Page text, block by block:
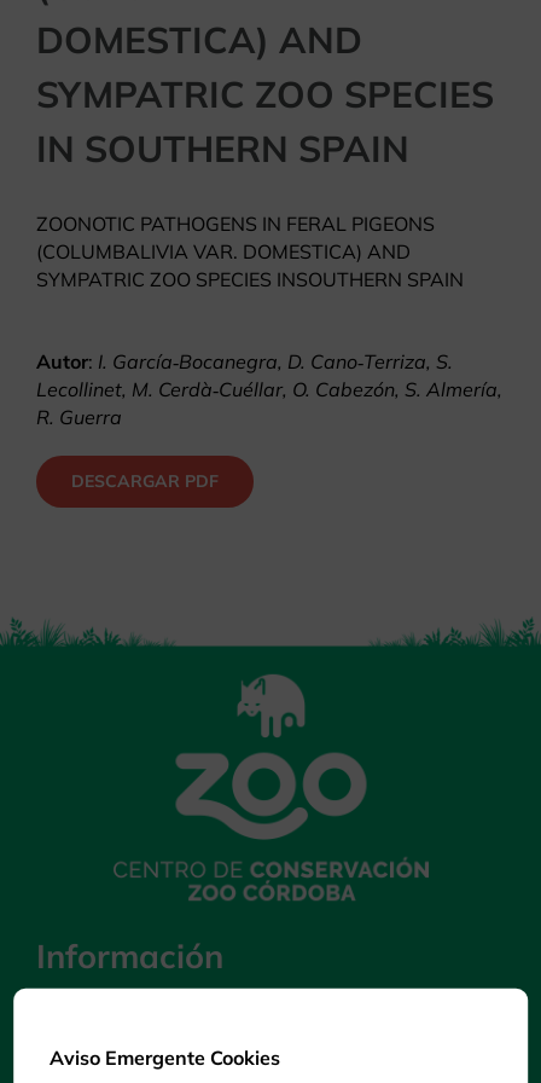
DOMESTICA) AND
SYMPATRIC ZOO SPECIES
IN SOUTHERN SPAIN
ZOONOTIC PATHOGENS IN FERAL PIGEONS
(COLUMBALIVIA VAR. DOMESTICA) AND
SYMPATRIC ZOO SPECIES INSOUTHERN SPAIN
Autor: I. García‐Bocanegra, D. Cano‐Terriza, S.
Lecollinet, M. Cerdà‐Cuéllar, O. Cabezón, S. Almería,
R. Guerra
DESCARGAR PDF
Información
Preguntas Frecuentes
Aviso Emergente Cookies